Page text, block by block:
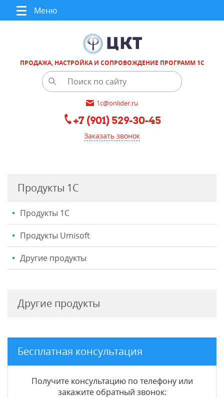
Меню
ПРОДАЖА, НАСТРОЙКА И СОПРОВОЖДЕНИЕ ПРОГРАММ 1С
1c@onlider.ru
+7 (901) 529-30-45
Заказать звонок
Продукты 1С
Продукты 1С
Продукты Umisoft
Другие продукты
Другие продукты
Бесплатная консультация
Получите консультацию по телефону или
закажите обратный звонок: